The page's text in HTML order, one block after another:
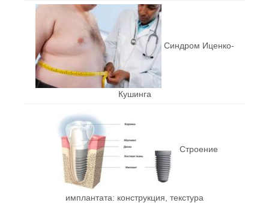
Синдром Иценко-
Кушинга
Строение
имплантата: конструкция, текстура